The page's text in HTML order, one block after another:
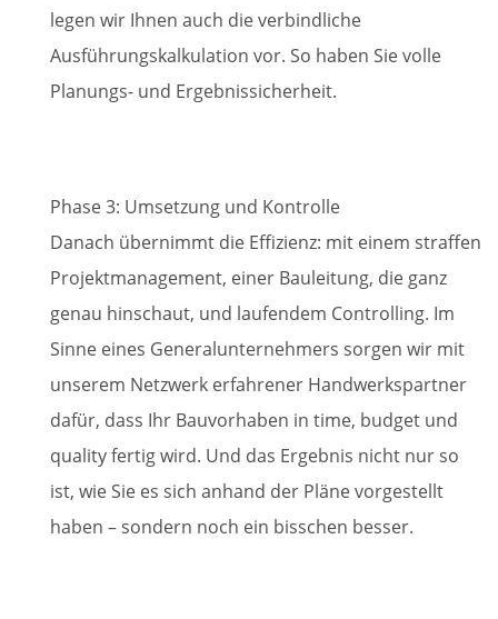
legen wir Ihnen auch die verbindliche
Ausführungskalkulation vor. So haben Sie volle
Planungs- und Ergebnissicherheit.
Phase 3: Umsetzung und Kontrolle
Danach übernimmt die Effizienz: mit einem straffen
Projektmanagement, einer Bauleitung, die ganz
genau hinschaut, und laufendem Controlling. Im
Sinne eines Generalunternehmers sorgen wir mit
unserem Netzwerk erfahrener Handwerkspartner
dafür, dass Ihr Bauvorhaben in time, budget und
quality fertig wird. Und das Ergebnis nicht nur so
ist, wie Sie es sich anhand der Pläne vorgestellt
haben – sondern noch ein bisschen besser.